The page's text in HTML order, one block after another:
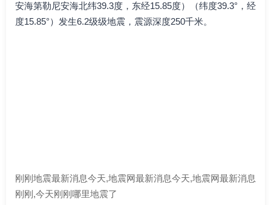
安海第勒尼安海北纬39.3度，东经15.85度）（纬度39.3°，经
度15.85°）发生6.2级级地震，震源深度250千米。
刚刚地震最新消息今天,地震网最新消息今天,地震网最新消息
刚刚,今天刚刚哪里地震了